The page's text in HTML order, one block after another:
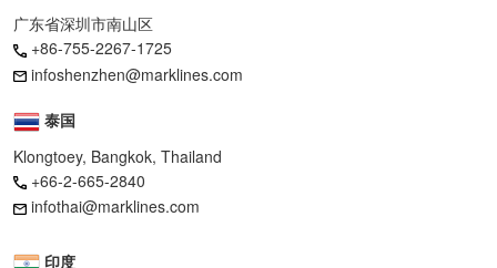
广东省深圳市南山区
+86-755-2267-1725
infoshenzhen@marklines.com
泰国
Klongtoey, Bangkok, Thailand
+66-2-665-2840
infothai@marklines.com
印度